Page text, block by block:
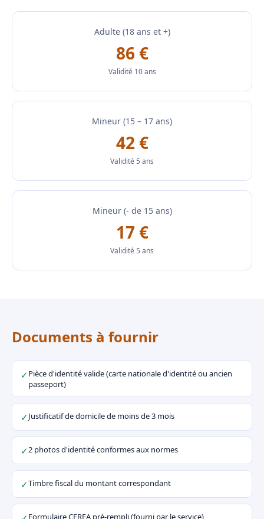
Adulte (18 ans et +)
86 €
Validité 10 ans
Mineur (15 – 17 ans)
42 €
Validité 5 ans
Mineur (- de 15 ans)
17 €
Validité 5 ans
Documents à fournir
✓ Pièce d'identité valide (carte nationale d'identité ou ancien
passeport)
✓Justificatif de domicile de moins de 3 mois
✓2 photos d'identité conformes aux normes
✓Timbre fiscal du montant correspondant
Formulaire CERFA pré-rempli (fourni par le service)